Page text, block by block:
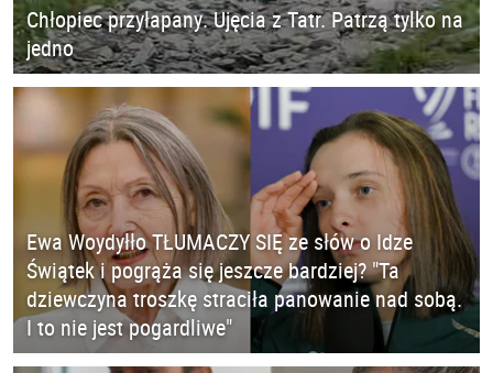
Chłopiec przyłapany. Ujęcia z Tatr. Patrzą tylko na
jedno
Ewa Woydyłło TŁUMACZY SIĘ ze słów o Idze
Świątek i pogrąża się jeszcze bardziej? "Ta
dziewczyna troszkę straciła panowanie nad sobą.
I to nie jest pogardliwe"